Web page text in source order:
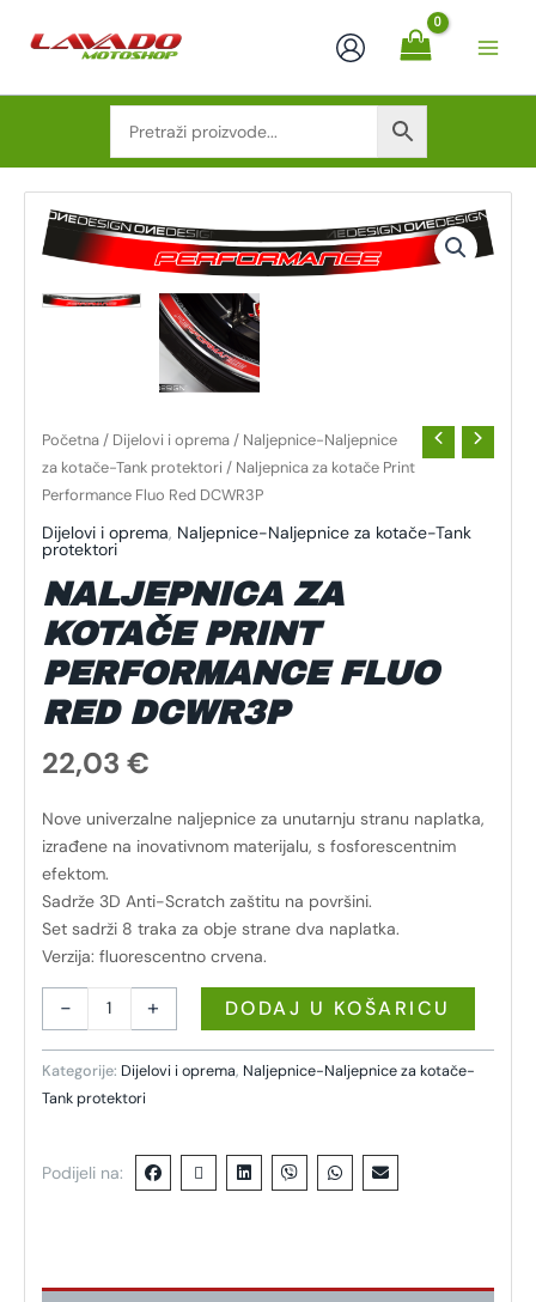
Početna / Dijelovi i oprema / Naljepnice-Naljepnice
za kotače-Tank protektori / Naljepnica za kotače Print
Performance Fluo Red DCWR3P
Dijelovi i oprema, Naljepnice-Naljepnice za kotače-Tank
protektori
NALJEPNICA ZA
KOTAČE PRINT
PERFORMANCE FLUO
RED DCWR3P
22,03 €
Nove univerzalne naljepnice za unutarnju stranu naplatka,
izrađene na inovativnom materijalu, s fosforescentnim
efektom.
Sadrže 3D Anti-Scratch zaštitu na površini.
Set sadrži 8 traka za obje strane dva naplatka.
Verzija: fluorescentno crvena.
-
NALJEPNICA
ZA
KOTAČE
PRINT
FLUO
+ DODAJ U KOŠARICU
Kategorije: Dijelovi i oprema, Naljepnice-Naljepnice za kotače-
Tank protektori
Podijeli na: